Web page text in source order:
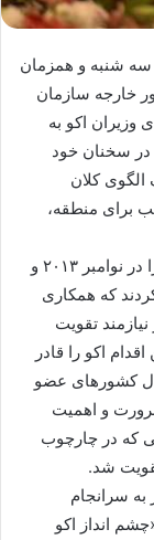
سه شنبه و همزمان
خارجه سازمان
وزیران اکو به
در سخنان خود
الگوی کلان
برای منطقه،
ظریف افزود: در اجلاس بیست و یکم شورای وزرا در نوامبر ۲۰۱۳ و
که همکاری
تقویت
اکو را قادر
کشورهای عضو
و اهمیت
که در چارچوب
سرانجام
انداز اکو